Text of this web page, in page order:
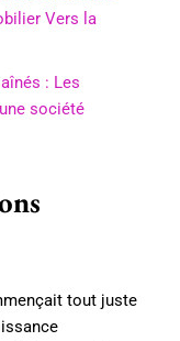
Vers la
: Les
société
tout juste